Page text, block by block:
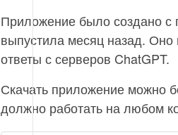
Приложение было создано
выпустила месяц назад. Оно
ответы с серверов ChatGPT.
Скачать приложение можно
должно работать на любом